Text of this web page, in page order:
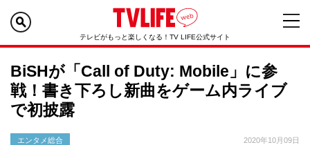
テレビがもっと楽しくなる！TV LIFE公式サイト
BiSHが「Call of Duty: Mobile」に参
戦！書き下ろし新曲をゲーム内ライブ
で初披露
エンタメ総合 2020年10月09日